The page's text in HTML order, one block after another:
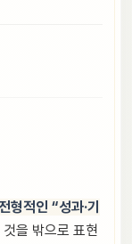
형적인 “성과·기
을 밖으로 표현